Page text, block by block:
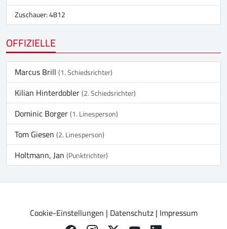
Zuschauer: 4812
OFFIZIELLE
Marcus Brill(1. Schiedsrichter)
Kilian Hinterdobler(2. Schiedsrichter)
Dominic Borger(1. Linesperson)
Tom Giesen(2. Linesperson)
Holtmann, Jan(Punktrichter)
Cookie-Einstellungen | Datenschutz| Impressum